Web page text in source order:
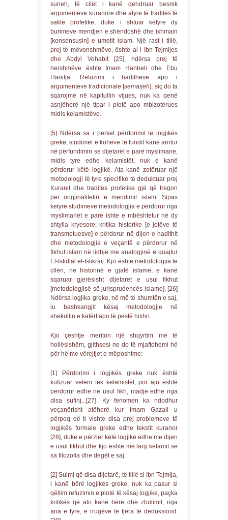
suneh, të cilët i kanë qëndruar besnik
argumenteve kuranore dhe atyre të traditës të
saktë profetike, duke i shtuar këtyre dy
burimeve mendjen e shëndoshë dhe ixhmain
[konsensusin] e umetit islam. Një rast i tillë,
prej të mëvonshmëve, është ai i Ibn Tejmijes
dhe Abdyl Vehabit [25], ndërsa prej të
hershmëve është Imam Hanbeli dhe Ebu
Hanifja. Refuzimi i haditheve apo i
argumenteve tradicionale [semaijeh], siç do ta
sqarojmë në kapitullin vijues, nuk ka qenë
asnjëherë një tipar i plotë apo mbizotërues
midis kelamistëve.
[5] Ndërsa sa i përket përdorimit të logjikës
greke, studimet e kohëve të fundit kanë arritur
në përfundimin se dijetarët e parë myslimanë,
midis tyre edhe kelamistët, nuk e kanë
përdorur këtë logjikë. Ata kanë zotëruar një
metodologji të tyre specifike të deduktuar prej
Kuranit dhe traditës profetike gjë që tregon
për origjinalitetin e mendimit islam. Sipas
këtyre studimeve metodologjia e përdorur nga
myslimanët e parë ishte e mbështetur në dy
shtylla kryesore: kritika historike [e jetëve të
transmetuesve] e përdorur në dijen e hadithit
dhe metodologjia e veçantë e përdorur në
fikhut islam në lidhje me analogjinë e quajtur
El-Istidlal el-Istikraij. Kjo është metodologjia të
cilën, në historinë e gjatë islame, e kanë
sqaruar gjerësisht dijetarët e usul fikhut
[metodologjisë së jurisprudencës islame]. [26]
Ndërsa logjika greke, në më të shumtën e saj,
iu bashkangjit kësaj metodologjie në
shekullin e katërt apo të pestë hixhri.
Kjo çështje meriton një shqyrtim më të
hollësishëm, gjithsesi ne do të mjaftohemi hë
për hë me vërejtjet e mëposhtme:
[1] Përdorimi i logjikës greke nuk është
kufizuar vetëm tek kelamistët, por ajo është
përdorur edhe në usul fikh, madje edhe nga
disa sufinj...[27]. Ky fenomen ka ndodhur
veçanërisht atëherë kur Imam Gazali u
përpoq që ti vishte disa prej problemeve të
logjikës formale greke edhe tekstit kuranor
[28], duke e përzier këtë logjikë edhe me dijen
e usul fikhut dhe kjo është më larg kelamit se
sa filozofia dhe degët e saj.
[2] Sulmi që disa dijetarë, të tillë si Ibn Tejmija,
i kanë bërë logjikës greke, nuk ka pasur si
qëllim refuzimin e plotë të kësaj logjike, paçka
kritikës që ato kanë bërë dhe zbulimit, nga
ana e tyre, e rrugëve të tjera të deduksionit.